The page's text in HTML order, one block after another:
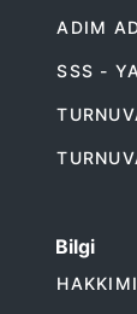
ADIM
SSS -
Bilgi